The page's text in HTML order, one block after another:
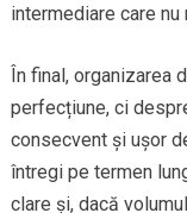
intermediare care
În final, organizarea
perfecțiune, ci
consecvent și ușor
întregi pe termen
clare și, dacă